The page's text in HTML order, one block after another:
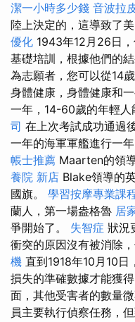
潔一小時多少錢 音波拉
陸上決定的，這導致了
優化 1943年12月26日
基礎培訓，根據他們的
為志願者，您可以從14
身體健康，身體健康和
一年，14-60歲的年輕人
司 在上次考試成功通過
一年的海軍軍艦進行一
帳士推薦 Maarten的領
養院 新店 Blake領導的
國旗。 學習按摩專業課
蘭人，第一場盎格魯 居
爭開始了。 失智症 狀況
衝突的原因沒有被消除
機 直到1918年10月10
損失的準確數據才能獲
面，其他受害者的數量
員主要執行偵察任務，